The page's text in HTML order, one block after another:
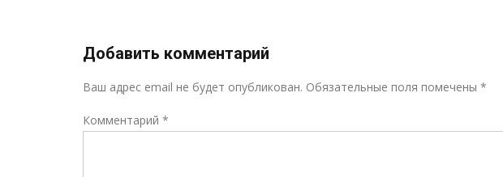
Добавить комментарий
Ваш адрес email не будет опубликован. Обязательные поля помечены *
Комментарий *